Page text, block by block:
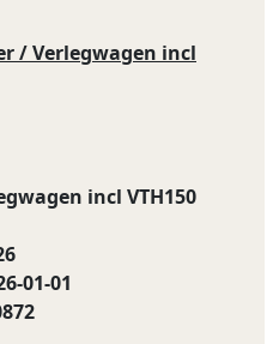
/ Verlegwagen incl
incl VTH150
01-01